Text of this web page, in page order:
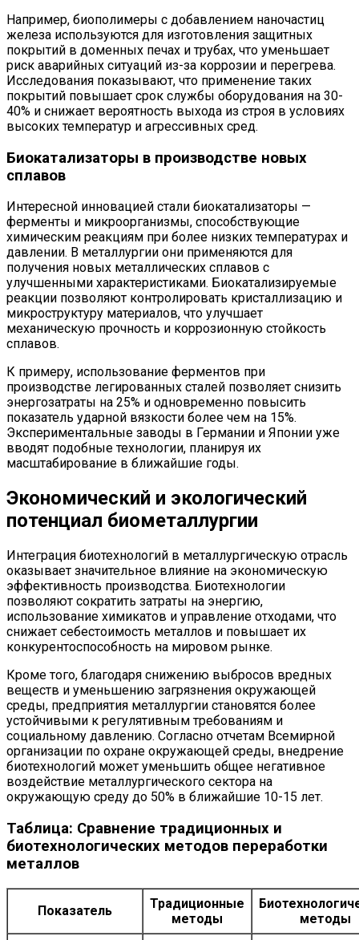
Например, биополимеры с добавлением наночастиц
железа используются для изготовления защитных
покрытий в доменных печах и трубах, что уменьшает
риск аварийных ситуаций из-за коррозии и перегрева.
Исследования показывают, что применение таких
покрытий повышает срок службы оборудования на 30-
40% и снижает вероятность выхода из строя в условиях
высоких температур и агрессивных сред.
Биокатализаторы в производстве новых
сплавов
Интересной инновацией стали биокатализаторы —
ферменты и микроорганизмы, способствующие
химическим реакциям при более низких температурах и
давлении. В металлургии они применяются для
получения новых металлических сплавов с
улучшенными характеристиками. Биокатализируемые
реакции позволяют контролировать кристаллизацию и
микроструктуру материалов, что улучшает
механическую прочность и коррозионную стойкость
сплавов.
К примеру, использование ферментов при
производстве легированных сталей позволяет снизить
энергозатраты на 25% и одновременно повысить
показатель ударной вязкости более чем на 15%.
Экспериментальные заводы в Германии и Японии уже
вводят подобные технологии, планируя их
масштабирование в ближайшие годы.
Экономический и экологический
потенциал биометаллургии
Интеграция биотехнологий в металлургическую отрасль
оказывает значительное влияние на экономическую
эффективность производства. Биотехнологии
позволяют сократить затраты на энергию,
использование химикатов и управление отходами, что
снижает себестоимость металлов и повышает их
конкурентоспособность на мировом рынке.
Кроме того, благодаря снижению выбросов вредных
веществ и уменьшению загрязнения окружающей
среды, предприятия металлургии становятся более
устойчивыми к регулятивным требованиям и
социальному давлению. Согласно отчетам Всемирной
организации по охране окружающей среды, внедрение
биотехнологий может уменьшить общее негативное
воздействие металлургического сектора на
окружающую среду до 50% в ближайшие 10-15 лет.
Таблица: Сравнение традиционных и
биотехнологических методов переработки
металлов
Показатель
Традиционные
методы
методы